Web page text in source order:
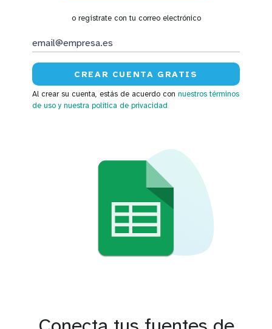
o regístrate con tu correo electrónico
Al crear su cuenta, estás de acuerdo con nuestros términos
de uso y nuestra política de privacidad